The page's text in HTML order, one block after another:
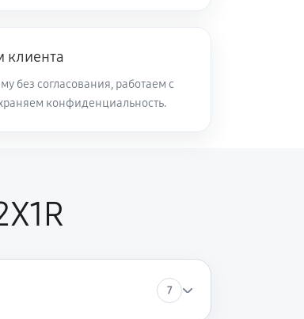
Заказать
Заказать
клиента
без согласования, работаем с
конфиденциальность.
7